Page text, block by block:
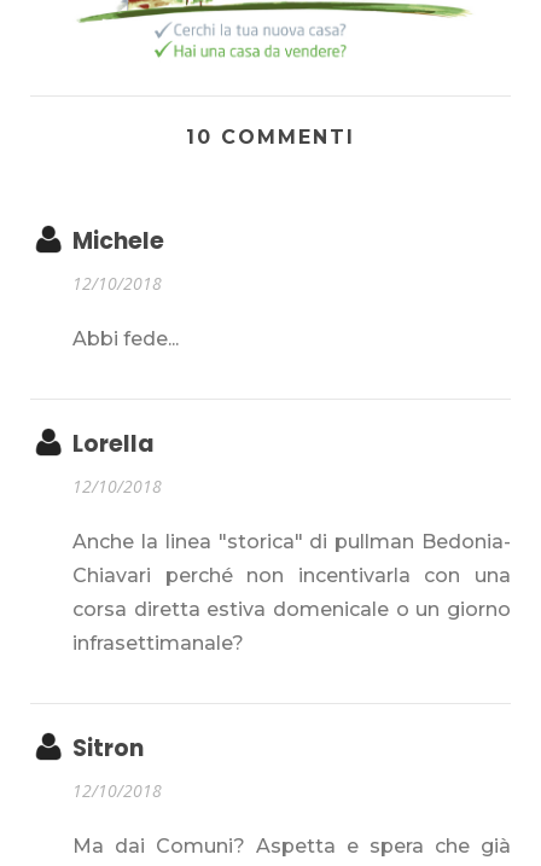
10 COMMENTI
Michele
12/10/2018
Abbi fede...
Lorella
12/10/2018
Anche la linea "storica" di pullman Bedonia-
Chiavari perché non incentivarla con una
corsa diretta estiva domenicale o un giorno
infrasettimanale?
Sitron
12/10/2018
Ma dai Comuni? Aspetta e spera che già